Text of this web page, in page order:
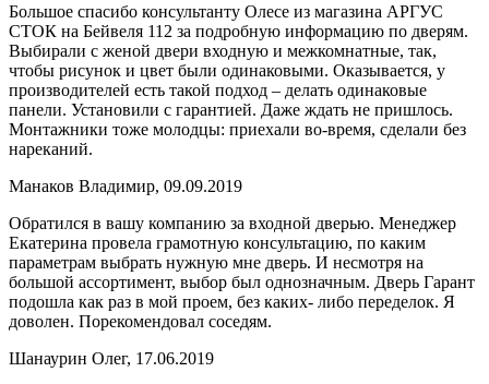
Большое спасибо консультанту Олесе из магазина АРГУС
СТОК на Бейвеля 112 за подробную информацию по дверям.
Выбирали с женой двери входную и межкомнатные, так,
чтобы рисунок и цвет были одинаковыми. Оказывается, у
производителей есть такой подход – делать одинаковые
панели. Установили с гарантией. Даже ждать не пришлось.
Монтажники тоже молодцы: приехали во-время, сделали без
нареканий.
Манаков Владимир, 09.09.2019
Обратился в вашу компанию за входной дверью. Менеджер
Екатерина провела грамотную консультацию, по каким
параметрам выбрать нужную мне дверь. И несмотря на
большой ассортимент, выбор был однозначным. Дверь Гарант
подошла как раз в мой проем, без каких- либо переделок. Я
доволен. Порекомендовал соседям.
Шанаурин Олег, 17.06.2019